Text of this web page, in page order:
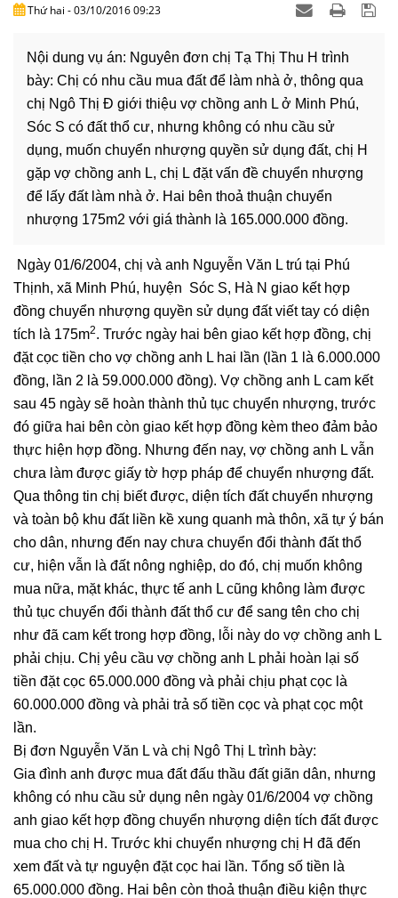
-
MẪU
LIÊN
HỆ
Thứ hai - 03/10/2016 09:23
Nội dung vụ án: Nguyên đơn chị Tạ Thị Thu H trình
bày: Chị có nhu cầu mua đất để làm nhà ở, thông qua
chị Ngô Thị Đ giới thiệu vợ chồng anh L ở Minh Phú,
Sóc S có đất thổ cư, nhưng không có nhu cầu sử
dụng, muốn chuyển nhượng quyền sử dụng đất, chị H
gặp vợ chồng anh L, chị L đặt vấn đề chuyển nhượng
để lấy đất làm nhà ở. Hai bên thoả thuận chuyển
nhượng 175m2 với giá thành là 165.000.000 đồng.
Ngày 01/6/2004, chị và anh Nguyễn Văn L trú tại Phú
Thịnh, xã Minh Phú, huyện Sóc S, Hà N giao kết hợp
đồng chuyển nhượng quyền sử dụng đất viết tay có diện
tích là 175m2. Trước ngày hai bên giao kết hợp đồng, chị
đặt cọc tiền cho vợ chồng anh L hai lần (lần 1 là 6.000.000
đồng, lần 2 là 59.000.000 đồng). Vợ chồng anh L cam kết
sau 45 ngày sẽ hoàn thành thủ tục chuyển nhượng, trước
đó giữa hai bên còn giao kết hợp đồng kèm theo đảm bảo
thực hiện hợp đồng. Nhưng đến nay, vợ chồng anh L vẫn
chưa làm được giấy tờ hợp pháp để chuyển nhượng đất.
Qua thông tin chị biết được, diện tích đất chuyển nhượng
và toàn bộ khu đất liền kề xung quanh mà thôn, xã tự ý bán
cho dân, nhưng đến nay chưa chuyển đổi thành đất thổ
cư, hiện vẫn là đất nông nghiệp, do đó, chị muốn không
mua nữa, mặt khác, thực tế anh L cũng không làm được
thủ tục chuyển đổi thành đất thổ cư để sang tên cho chị
như đã cam kết trong hợp đồng, lỗi này do vợ chồng anh L
phải chịu. Chị yêu cầu vợ chồng anh L phải hoàn lại số
tiền đặt cọc 65.000.000 đồng và phải chịu phạt cọc là
60.000.000 đồng và phải trả số tiền cọc và phạt cọc một
lần.
Bị đơn Nguyễn Văn L và chị Ngô Thị L trình bày:
Gia đình anh được mua đất đấu thầu đất giãn dân, nhưng
không có nhu cầu sử dụng nên ngày 01/6/2004 vợ chồng
anh giao kết hợp đồng chuyển nhượng diện tích đất được
mua cho chị H. Trước khi chuyển nhượng chị H đã đến
xem đất và tự nguyện đặt cọc hai lần. Tổng số tiền là
65.000.000 đồng. Hai bên còn thoả thuận điều kiện thực